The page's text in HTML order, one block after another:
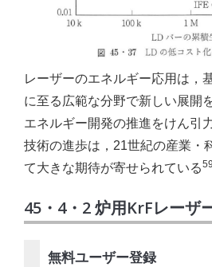
レーザーのエネルギー応用は，
に至る広範な分野で新しい展開
エネルギー開発の推進をけん引
技術の進歩は，21世紀の産業・
て大きな期待が寄せられている
45・4・2 炉用KrFレーザ
無料ユーザー登録